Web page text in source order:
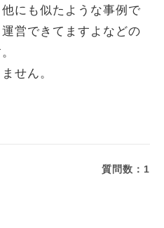
にも似たような事例で
営できてますよなどの
せん。
質問数： 1